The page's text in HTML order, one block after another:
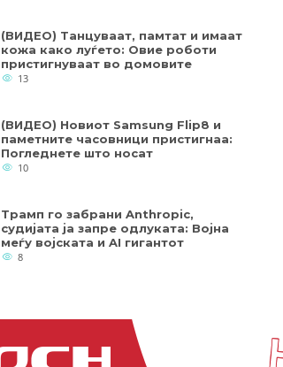
(ВИДЕО) Танцуваат, памтат и имаат
кожа како луѓето: Овие роботи
пристигнуваат во домовите
13
(ВИДЕО) Новиот Samsung Flip8 и
паметните часовници пристигнаа:
Погледнете што носат
10
Трамп го забрани Anthropic,
судијата ја запре одлуката: Војна
меѓу војската и AI гигантот
8